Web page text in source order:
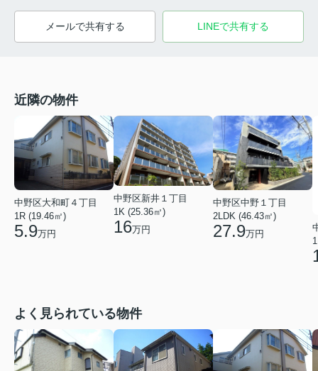
メールで共有する LINEで共有する
近隣の物件
中野区大和町４丁目
1R (19.46㎡)
5.9万円
中野区新井１丁目
1K (25.36㎡)
16万円
中野区中野１丁目
2LDK (46.43㎡)
27.9万円
よく見られている物件